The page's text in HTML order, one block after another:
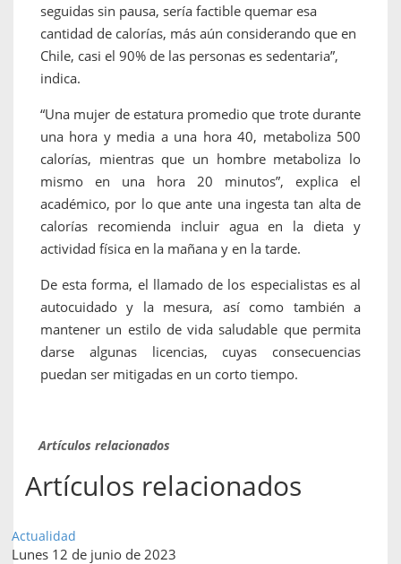
seguidas sin pausa, sería factible quemar esa
cantidad de calorías, más aún considerando que en
Chile, casi el 90% de las personas es sedentaria”,
indica.
“Una mujer de estatura promedio que trote durante
una hora y media a una hora 40, metaboliza 500
calorías, mientras que un hombre metaboliza lo
mismo en una hora 20 minutos”, explica el
académico, por lo que ante una ingesta tan alta de
calorías recomienda incluir agua en la dieta y
actividad física en la mañana y en la tarde.
De esta forma, el llamado de los especialistas es al
autocuidado y la mesura, así como también a
mantener un estilo de vida saludable que permita
darse algunas licencias, cuyas consecuencias
puedan ser mitigadas en un corto tiempo.
Artículos relacionados
Artículos relacionados
Actualidad
Lunes 12 de junio de 2023